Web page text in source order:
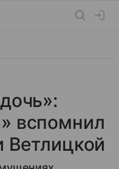
вспомнил
Ветлицкой